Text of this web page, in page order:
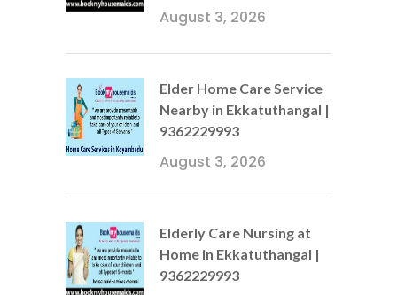
August 3, 2026
Elder Home Care Service
Nearby in Ekkatuthangal |
9362229993
August 3, 2026
Elderly Care Nursing at
Home in Ekkatuthangal |
9362229993